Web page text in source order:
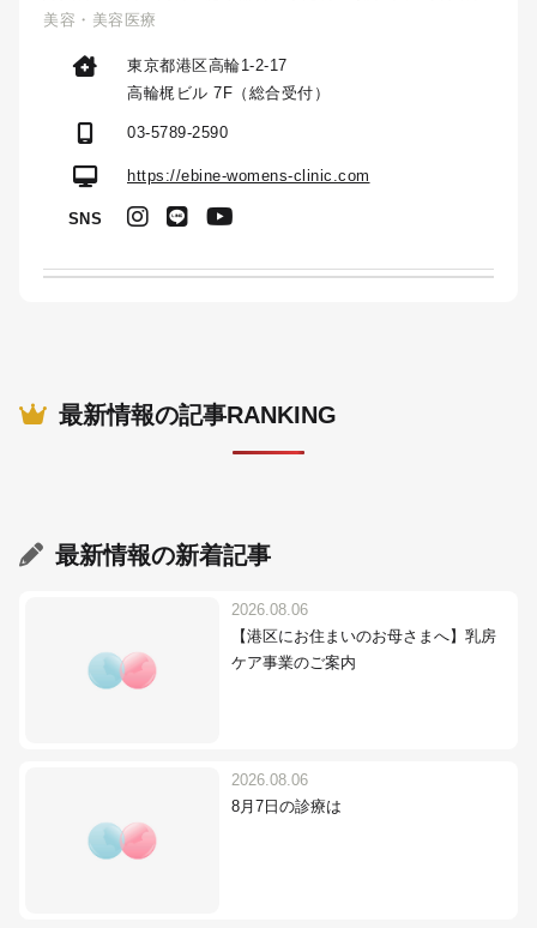
美容・美容医療
東京都港区高輪1-2-17
高輪梶ビル 7F（総合受付）
03-5789-2590
https://ebine-womens-clinic.com
SNS
最新情報の記事RANKING
最新情報の新着記事
2026.08.06
【港区にお住まいのお母さまへ】乳房
ケア事業のご案内
2026.08.06
8月7日の診療は